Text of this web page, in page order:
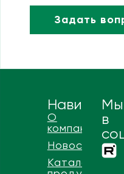
Навигация
О
компании
Новости
Каталог
Мы
в